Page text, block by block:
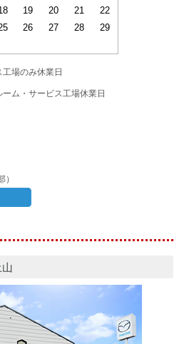
19 20 21
22
26 27 28
29
場のみ休業日
ーム・サービス工場休業日